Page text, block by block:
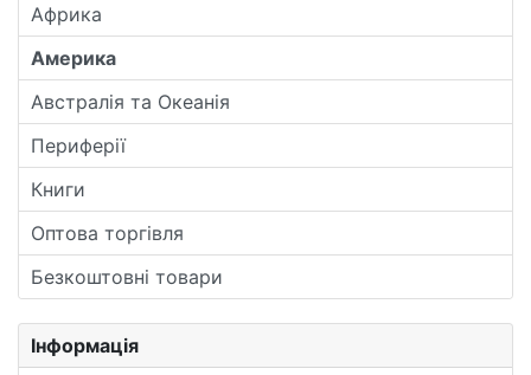
Африка
Америка
Австралія та Океанія
Периферії
Книги
Оптова торгівля
Безкоштовні товари
Інформація